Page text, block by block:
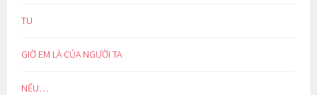
TU
GIỜ EM LÀ CỦA NGƯỜI TA
NẾU…